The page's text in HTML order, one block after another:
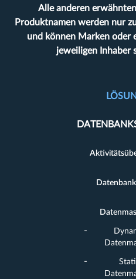
Alle anderen
Produktnamen werden nur
und können Marken oder
jeweiligen Inhaber